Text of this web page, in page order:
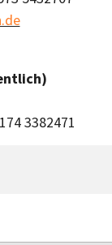
3382471